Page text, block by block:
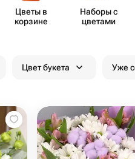
Цветы в
корзине
Наборы с
цветами
Цвет букета Уже